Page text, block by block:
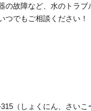
の故障など、水のトラ
つでもご相談ください！
（しょくにん、さい